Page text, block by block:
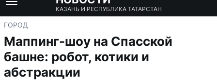
КАЗАНЬ И РЕСПУБЛИКА ТАТАРСТАН
ГОРОД
Маппинг-шоу на Спасской
башне: робот, котики и
абстракции